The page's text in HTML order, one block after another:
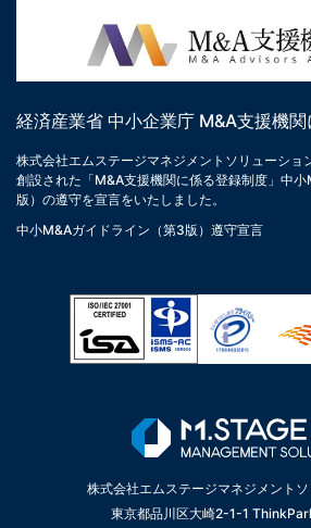
経済産業省 中小企業庁 M&A支援機
株式会社エムステージマネジメントソリューショ
創設された「M&A支援機関に係る登録制度」中
版）の遵守を宣言をいたしました。
中小M&Aガイドライン（第3版）遵守宣言
株式会社エムステージマネジメント
東京都品川区大崎2-1-1